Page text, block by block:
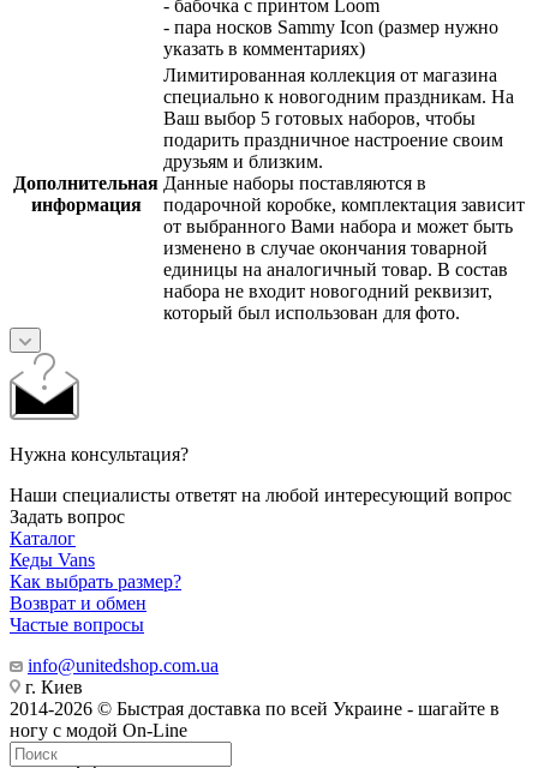
- бабочка с принтом Loom
- пара носков Sammy Icon (размер нужно
указать в комментариях)
Дополнительная
информация
Лимитированная коллекция от магазина
специально к новогодним праздникам. На
Ваш выбор 5 готовых наборов, чтобы
подарить праздничное настроение своим
друзьям и близким.
Данные наборы поставляются в
подарочной коробке, комплектация зависит
от выбранного Вами набора и может быть
изменено в случае окончания товарной
единицы на аналогичный товар. В состав
набора не входит новогодний реквизит,
который был использован для фото.
Нужна консультация?
Наши специалисты ответят на любой интересующий вопрос
Задать вопрос
Каталог
Кеды Vans
Как выбрать размер?
Возврат и обмен
Частые вопросы
info@unitedshop.com.ua
г. Киев
2014-2026 © Быстрая доставка по всей Украине - шагайте в
ногу с модой On-Line